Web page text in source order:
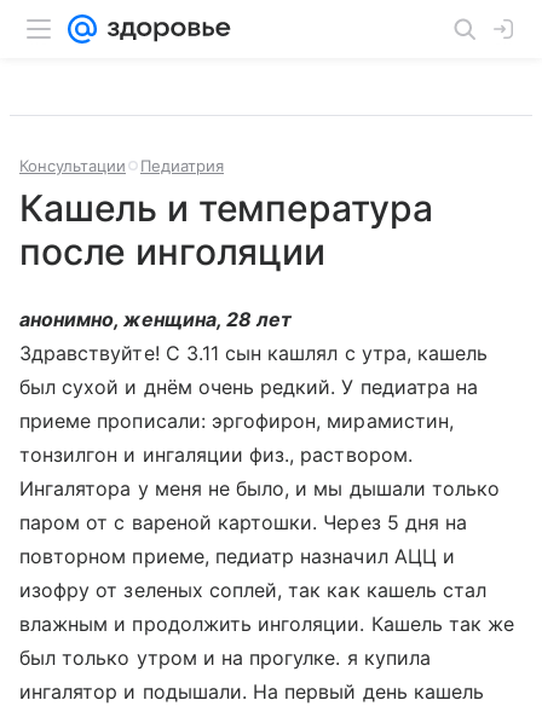
Консультации Педиатрия
Кашель и температура
после инголяции
анонимно, женщина, 28 лет
Здравствуйте! С 3.11 сын кашлял с утра, кашель
был сухой и днём очень редкий. У педиатра на
приеме прописали: эргофирон, мирамистин,
тонзилгон и ингаляции физ., раствором.
Ингалятора у меня не было, и мы дышали только
паром от с вареной картошки. Через 5 дня на
повторном приеме, педиатр назначил АЦЦ и
изофру от зеленых соплей, так как кашель стал
влажным и продолжить инголяции. Кашель так же
был только утром и на прогулке. я купила
ингалятор и подышали. На первый день кашель